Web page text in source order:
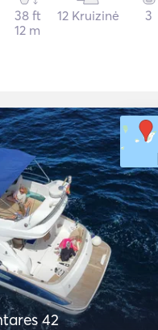
38 ft
12 m
12 Kruizinė 3
42